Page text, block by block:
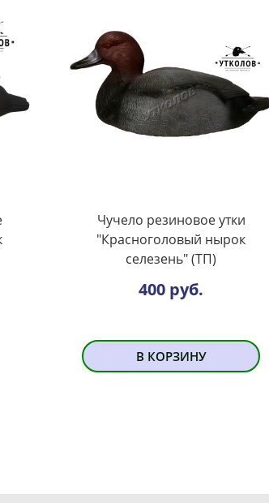
Чучело резиновое утки
"Красноголовый нырок
селезень" (ТП)
400 руб.
В КОРЗИНУ